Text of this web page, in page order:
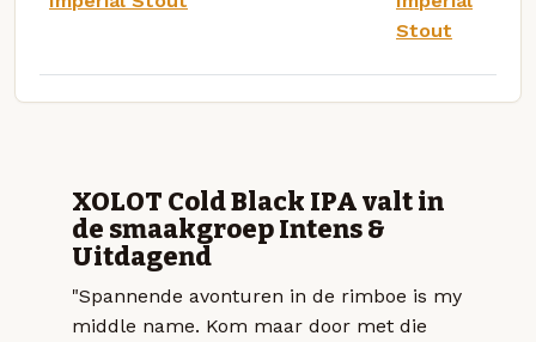
Stout
XOLOT Cold Black IPA valt in
de smaakgroep Intens &
Uitdagend
"Spannende avonturen in de rimboe is my
middle name. Kom maar door met die